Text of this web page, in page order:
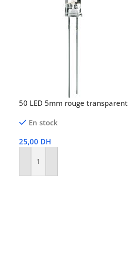
50 LED 5mm rouge transparent
En stock
25,00 DH
Ajouter Au Panier